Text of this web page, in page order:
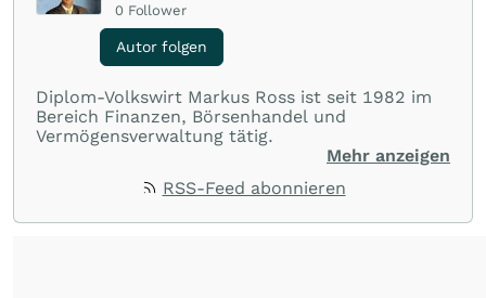
0 Follower
Autor folgen
Diplom-Volkswirt Markus Ross ist seit 1982 im
Bereich Finanzen, Börsenhandel und
Vermögensverwaltung tätig.
Mehr anzeigen
RSS-Feed abonnieren